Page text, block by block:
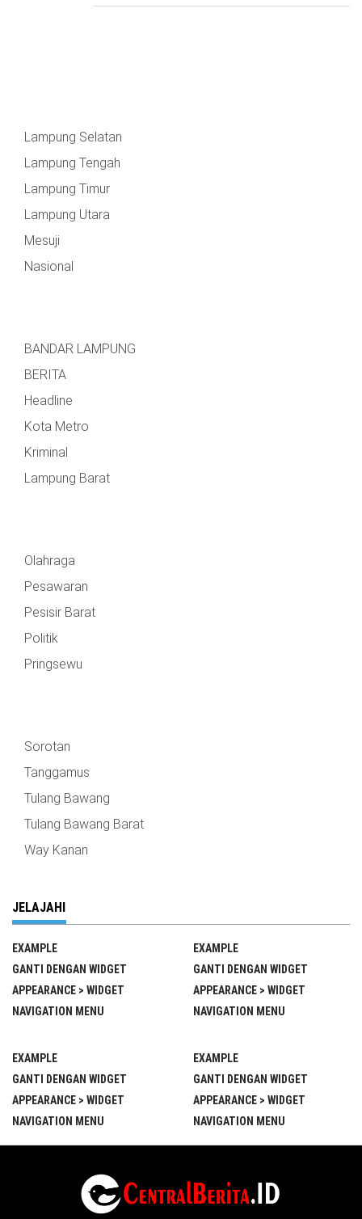
Lampung Selatan
Lampung Tengah
Lampung Timur
Lampung Utara
Mesuji
Nasional
BANDAR LAMPUNG
BERITA
Headline
Kota Metro
Kriminal
Lampung Barat
Olahraga
Pesawaran
Pesisir Barat
Politik
Pringsewu
Sorotan
Tanggamus
Tulang Bawang
Tulang Bawang Barat
Way Kanan
JELAJAHI
EXAMPLE
GANTI DENGAN WIDGET
APPEARANCE > WIDGET
NAVIGATION MENU
EXAMPLE
GANTI DENGAN WIDGET
APPEARANCE > WIDGET
NAVIGATION MENU
EXAMPLE
GANTI DENGAN WIDGET
APPEARANCE > WIDGET
NAVIGATION MENU
EXAMPLE
GANTI DENGAN WIDGET
APPEARANCE > WIDGET
NAVIGATION MENU